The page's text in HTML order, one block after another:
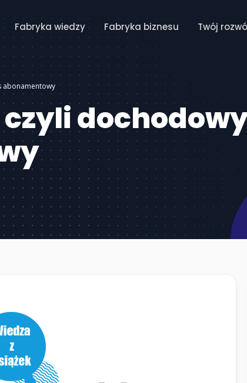
Fabryka wiedzy Fabryka biznesu Twój
abonamentowy